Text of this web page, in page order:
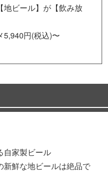
地ビール】が【飲み放
5,940円(税込)〜
自家製ビール
新鮮な地ビールは絶品で